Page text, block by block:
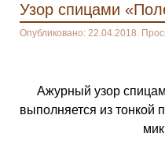
Узор спицами
Опубликовано: 22.04.2018.
Ажурный узор
выполняется из тонкой